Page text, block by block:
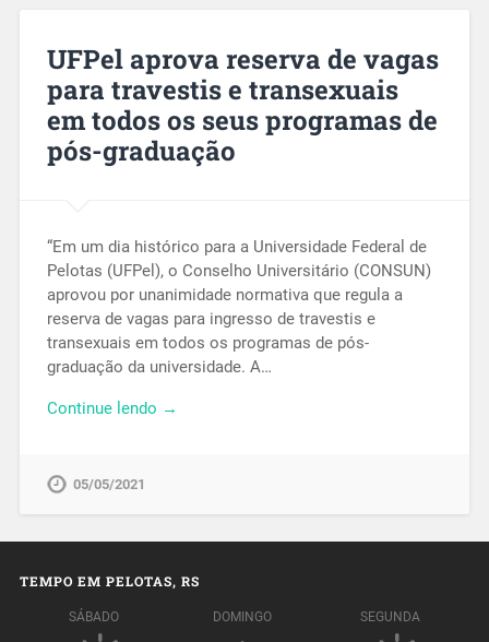
UFPel aprova reserva de vagas
para travestis e transexuais
em todos os seus programas de
pós-graduação
“Em um dia histórico para a Universidade Federal de
Pelotas (UFPel), o Conselho Universitário (CONSUN)
aprovou por unanimidade normativa que regula a
reserva de vagas para ingresso de travestis e
transexuais em todos os programas de pós-
graduação da universidade. A…
Continue lendo →
05/05/2021
TEMPO EM PELOTAS, RS
SÁBADO DOMINGO SEGUNDA